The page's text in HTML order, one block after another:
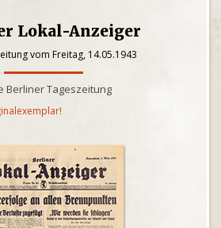
Lokal-Anzeiger
vom Freitag, 14.05.1943
Berliner Tageszeitung